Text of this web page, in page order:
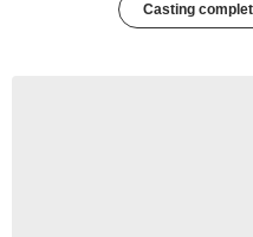
Casting